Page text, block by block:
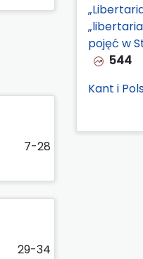
7-28
29-34
pojęć w
544
Kant i